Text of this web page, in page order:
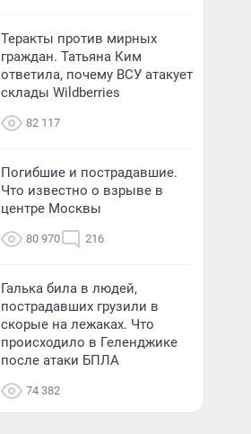
Теракты против мирных
граждан. Татьяна Ким
ответила, почему ВСУ атакует
склады Wildberries
82 117
Погибшие и пострадавшие.
Что известно о взрыве в
центре Москвы
80 970 216
Галька била в людей,
пострадавших грузили в
скорые на лежаках. Что
происходило в Геленджике
после атаки БПЛА
74 382